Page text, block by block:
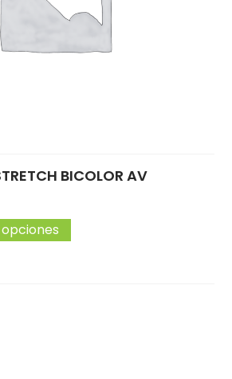
BICOLOR AV